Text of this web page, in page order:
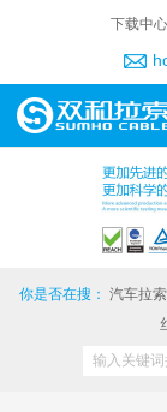
下载中心
你是否在搜： 汽车拉索